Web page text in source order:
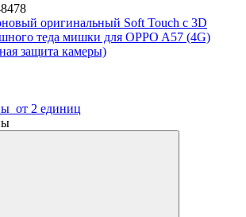
оригинальный Soft Touch с 3D
теда мишки для OPPO A57 (4G)
защита камеры)
от 2 единиц